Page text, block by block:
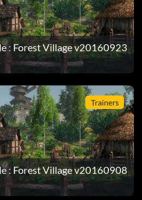
: Forest Village v20160923
Trainers
: Forest Village v20160908